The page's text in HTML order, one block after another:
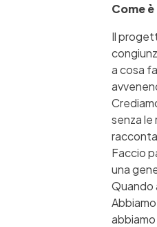
Come
Il
a cosa
senza le
Faccio
una
Quando